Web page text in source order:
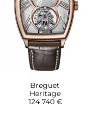
Breguet
Heritage
124 740 €